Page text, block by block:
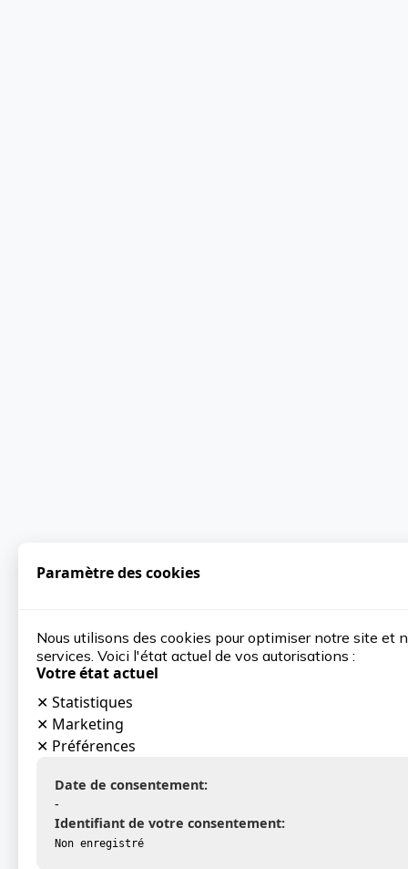
Paramètre des cookies
Nous utilisons des cookies pour optimiser notre site et
services. Voici l'état actuel de vos autorisations :
Votre état actuel
✕ Statistiques
✕ Marketing
✕ Préférences
Date de consentement:
-
Identifiant de votre consentement:
Non enregistré